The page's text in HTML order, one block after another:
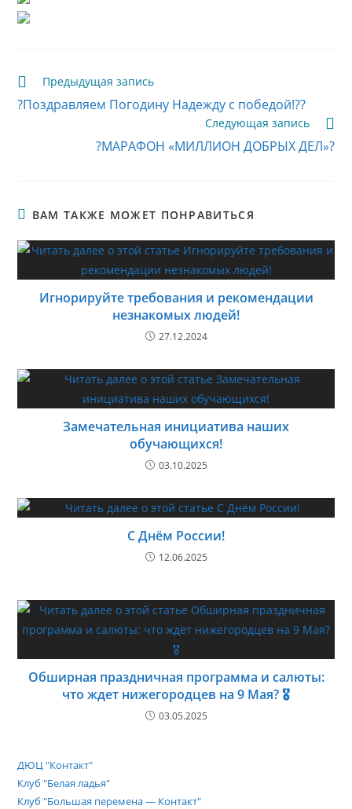
Читать
статьи
Предыдущая запись
?Поздравляем Погодину Надежду с победой!??
Следующая запись
?МАРАФОН «МИЛЛИОН ДОБРЫХ ДЕЛ»?
ВАМ ТАКЖЕ МОЖЕТ ПОНРАВИТЬСЯ
Игнорируйте требования и рекомендации
незнакомых людей!
27.12.2024
Замечательная инициатива наших
обучающихся!
03.10.2025
С Днём России!
12.06.2025
Обширная праздничная программа и салюты:
что ждет нижегородцев на 9 Мая? 🎖️
03.05.2025
ДЮЦ "Контакт"
Клуб "Белая ладья"
Клуб "Большая перемена — Контакт"